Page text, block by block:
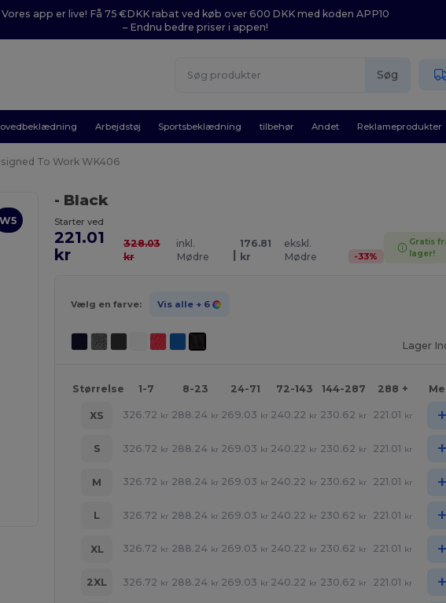
Vores app er live! Få 75 €DKK rabat ved køb over 600 DKK med koden APP10
– Endnu bedre priser i appen!
Søg
Arbejdstøj Sportsbeklædning tilbehør Andet Reklameprodukter
To Work WK406
W5
- Black
Starter ved
221.01
kr
328.03
kr
inkl.
Mødre
|
176.81
kr
ekskl.
Mødre
-33%
Gratis
lager!
Vælg en farve: Vis alle + 6
Lager
Størrelse 1-7 8-23 24-71 72-143 144-287 288 +
XS 326.72 kr 288.24 kr 269.03 kr 240.22 kr 230.62 kr 221.01 kr +
S 326.72 kr 288.24 kr 269.03 kr 240.22 kr 230.62 kr 221.01 kr +
M 326.72 kr 288.24 kr 269.03 kr 240.22 kr 230.62 kr 221.01 kr +
L 326.72 kr 288.24 kr 269.03 kr 240.22 kr 230.62 kr 221.01 kr +
XL 326.72 kr 288.24 kr 269.03 kr 240.22 kr 230.62 kr 221.01 kr +
2XL 326.72 kr 288.24 kr 269.03 kr 240.22 kr 230.62 kr 221.01 kr +